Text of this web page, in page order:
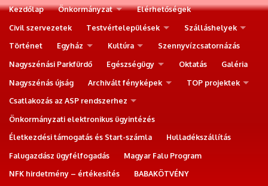
Kezdőlap Önkormányzat
Elérhetőségek
Civil szervezetek
Testvértelepülések
Szálláshelyek
Történet
Egyház Kultúra
Szennyvízcsatornázás
Nagyszénási Parkfürdő
Egészségügy Oktatás
Galéria
Nagyszénás újság
Archivált fényképek
TOP projektek
Csatlakozás az ASP rendszerhez
Önkormányzati elektronikus ügyintézés
Életkezdési támogatás és Start-számla
Hulladékszállítás
Falugazdász ügyfélfogadás
Magyar Falu Program
NFK hirdetmény – értékesítés
BABAKÖTVÉNY